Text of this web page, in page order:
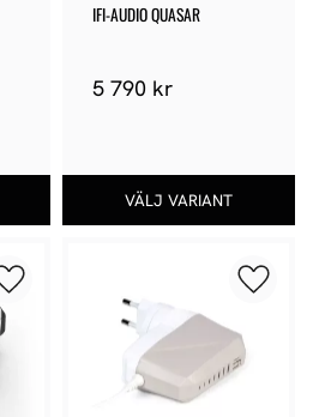
IFI-AUDIO QUASAR
5 790 kr
Lägg till i favoriter Lägg till